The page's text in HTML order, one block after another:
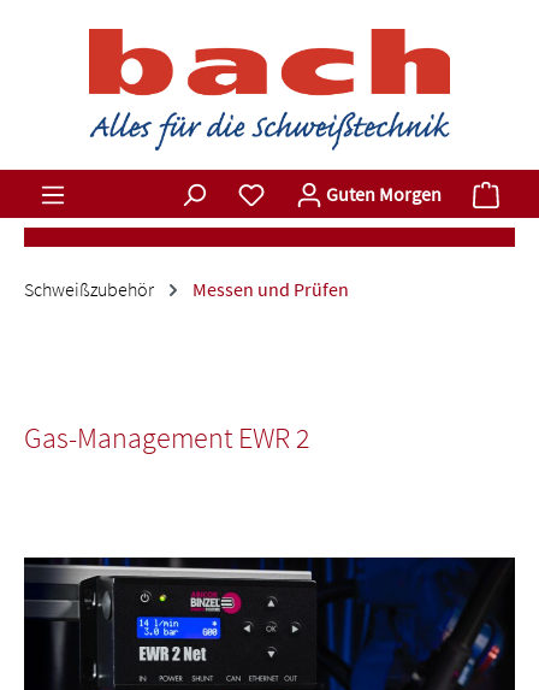
Zum Hauptinhalt springen
Du hast 0 Produkte auf dem
Guten Morgen
Schweißzubehör Messen und Prüfen
Gas-Management EWR 2